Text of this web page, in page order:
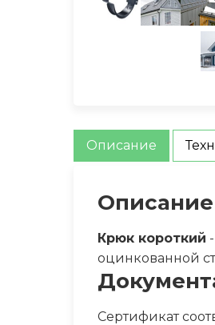
Описание
Описание
Крюк короткий
оцинкованной
Сертификат